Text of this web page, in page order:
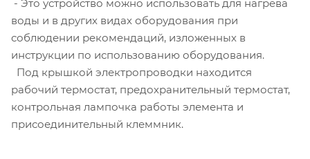
- Это устройство можно использовать для нагрева
воды и в других видах оборудования при
соблюдении рекомендаций, изложенных в
инструкции по использованию оборудования.
Под крышкой электропроводки находится
рабочий термостат, предохранительный термостат,
контрольная лампочка работы элемента и
присоединительный клеммник.